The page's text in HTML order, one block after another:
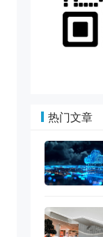
热门文章